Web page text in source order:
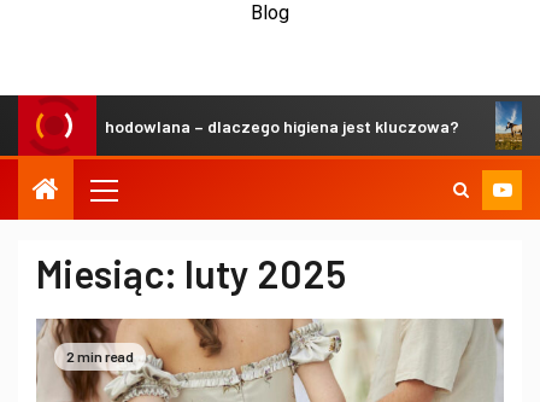
Blog
hodowlana – dlaczego higiena jest kluczowa?
Miesiąc: luty 2025
2 min read